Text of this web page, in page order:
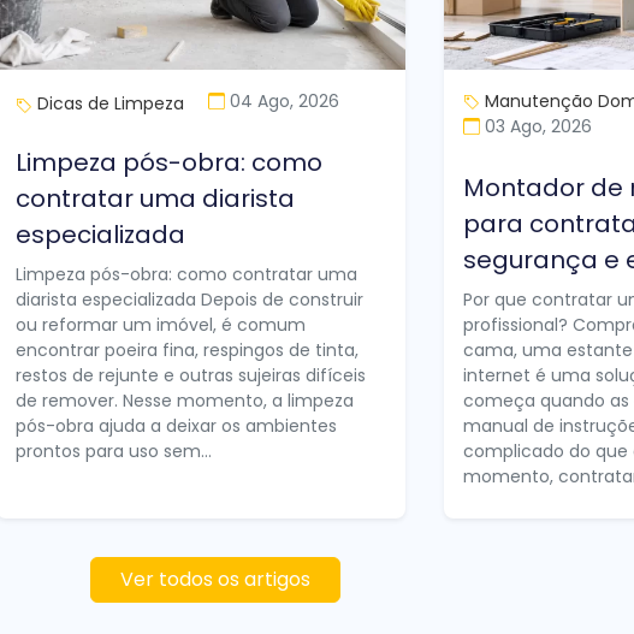
Dicas de Limpeza 04 Ago, 2026
Limpeza pós-obra: como
contratar uma diarista
especializada
Limpeza pós-obra: como contratar uma
diarista especializada Depois de construir
ou reformar um imóvel, é comum
encontrar poeira fina, respingos de tinta,
restos de rejunte e outras sujeiras difíceis
de remover. Nesse momento, a limpeza
pós-obra ajuda a deixar os ambientes
prontos para uso sem...
Manutenção
03 Ago, 2026
Montador de
para
segurança e
Por que contratar
profissional?
cama, uma
internet é uma
começa quando
manual de
complicado do que
momento,
Ver todos os artigos